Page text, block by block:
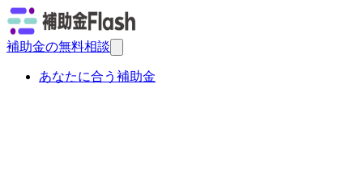
補助金の無料相談
あなたに合う補助金